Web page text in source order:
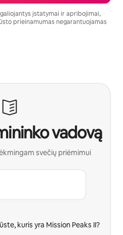
įstatymai ir apribojimai,
prieinamumas negarantuojamas
vadovą
svečių priėmimui
kuris yra Mission Peaks II?